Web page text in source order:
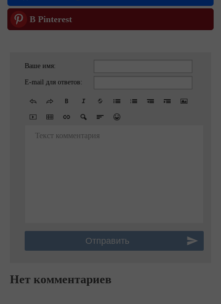
В Pinterest
Ваше имя:
E-mail для ответов:
Текст комментария
Нет комментариев